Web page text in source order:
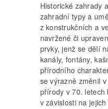
Historické zahrady
zahradní typy a
z konstrukčních a
navržené či
prvky, jenž se dělí
kanály, fontány,
přírodního
se výrazně změnil
přírody v 70. letech
v závislosti na